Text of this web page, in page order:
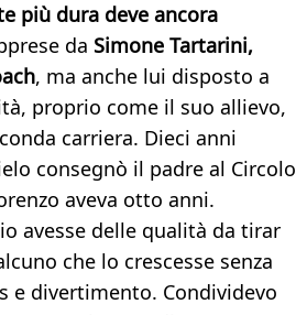
più dura deve ancora
da Simone Tartarini,
, ma anche lui disposto a
proprio come il suo allievo,
carriera. Dieci anni
consegnò il padre al Circolo
aveva otto anni.
avesse delle qualità da tirar
che lo crescesse senza
e divertimento. Condividevo